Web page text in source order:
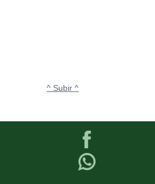
^ Subir ^